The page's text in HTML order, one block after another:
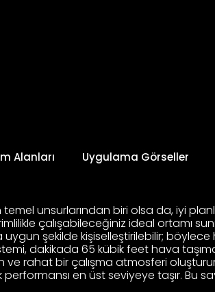
Alanları Uygulama Görseller
temel unsurlarından biri olsa da, iyi
çalışabileceğiniz ideal ortamı
uygun şekilde kişiselleştirilebilir;
dakikada 65 kübik feet hava
rahat bir çalışma atmosferi
en üst seviyeye taşır.